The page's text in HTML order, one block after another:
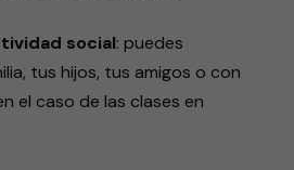
social: puedes
tus hijos, tus amigos o con
el caso de las clases en